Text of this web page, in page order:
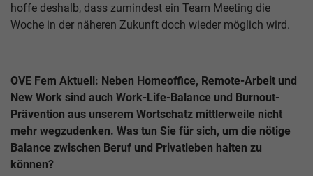
hoffe deshalb, dass zumindest ein Team Meeting die
Woche in der näheren Zukunft doch wieder möglich wird.
OVE Fem Aktuell: Neben Homeoffice, Remote-Arbeit und
New Work sind auch Work-Life-Balance und Burnout-
Prävention aus unserem Wortschatz mittlerweile nicht
mehr wegzudenken. Was tun Sie für sich, um die nötige
Balance zwischen Beruf und Privatleben halten zu
können?